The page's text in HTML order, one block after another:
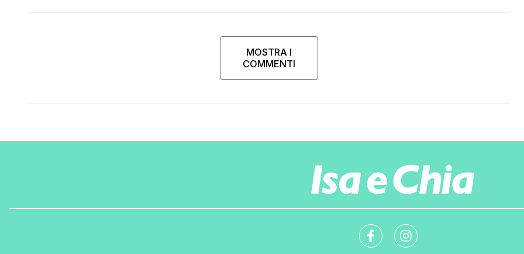
MOSTRA I
COMMENTI